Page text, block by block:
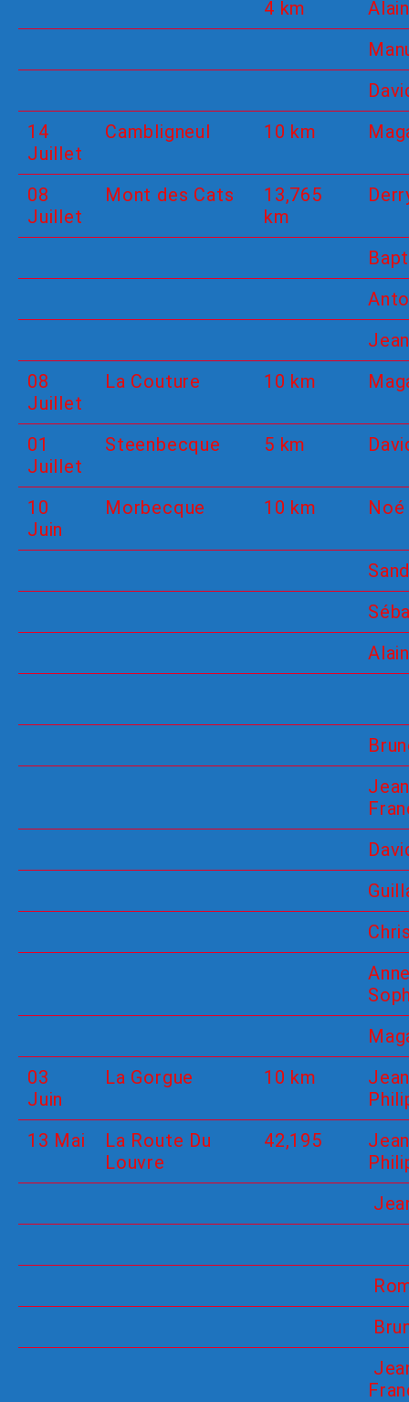
4 km
14
Juillet
Cambligneul 10 km
08
Juillet
Mont des Cats
13,765
km
08
Juillet
La Couture 10 km
01
Juillet
Steenbecque 5 km
10
Juin
Morbecque 10 km Noé
03
Juin
La Gorgue 10 km
13 Mai
La Route Du
Louvre
42,195